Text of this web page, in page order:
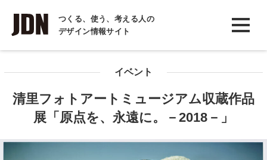
つくる、使う、考える人の
デザイン情報サイト
INTERVIEW
インタビュー
COLUMN
イベント
清里フォトアートミュージアム収蔵作品
展「原点を、永遠に。－2018－」